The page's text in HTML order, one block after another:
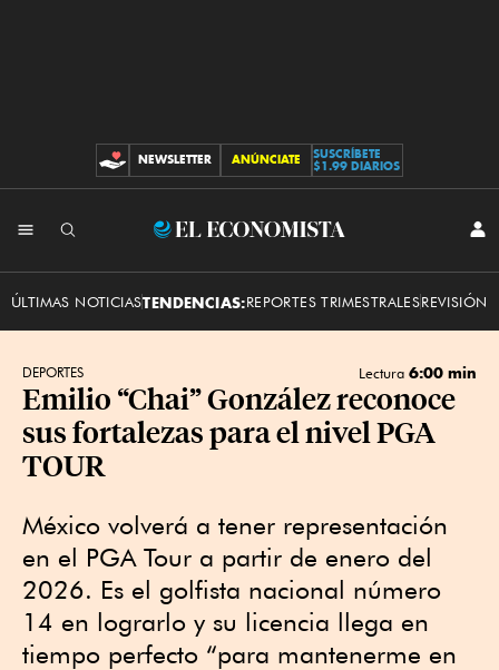
CONTRIBUCIONES
NEWSLETTER ANÚNCIATE
SUSCRÍBETE
$1.99 DIARIOS
El
ÚLTIMAS NOTICIASTENDENCIAS:REPORTES TRIMESTRALESREVISIÓN
DEPORTES Lectura 6:00 min
Emilio “Chai” González reconoce
sus fortalezas para el nivel PGA
TOUR
México volverá a tener representación
en el PGA Tour a partir de enero del
2026. Es el golfista nacional número
14 en lograrlo y su licencia llega en
tiempo perfecto “para mantenerme en